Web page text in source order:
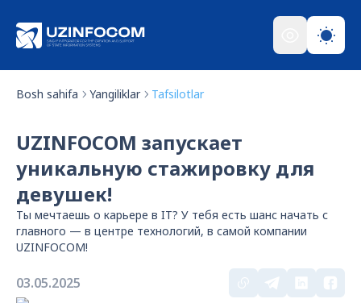
Bosh sahifa Yangiliklar Tafsilotlar
UZINFOCOM запускает
уникальную стажировку для
девушек!
Ты мечтаешь о карьере в IT? У тебя есть шанс начать с
главного — в центре технологий, в самой компании
UZINFOCOM!
03.05.2025